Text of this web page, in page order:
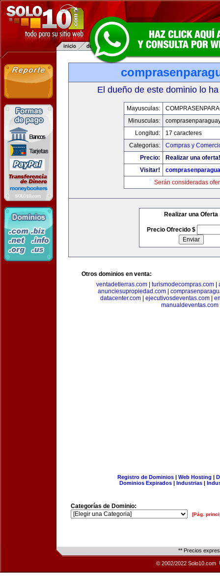
El dueño de este dominio lo
Mayusculas:
Minusculas:
Longitud:
17 caracteres
Categorias:
Compras y
Precio:
Realizar una oferta!
Visitar!
Serán consideradas
Realizar una Oferta
Precio Ofrecido $
Otros dominios en venta:
ventadetierras.com
turismodecompras.com
anunciesupropiedad.com|
datacenter.com
ejecutivosdeventas.com
manualdeventas.com
Registro de Dominios| Web Hosting |
Dominios Expirados | Industrias |
Categorías de Dominio:
[Pág.
** Precios
© 2002/2022 Solo10.com